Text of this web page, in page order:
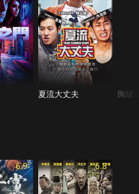
夏流大丈夫 陶罐
6.9 6.8